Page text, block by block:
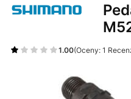
1.00(Oceny: 1